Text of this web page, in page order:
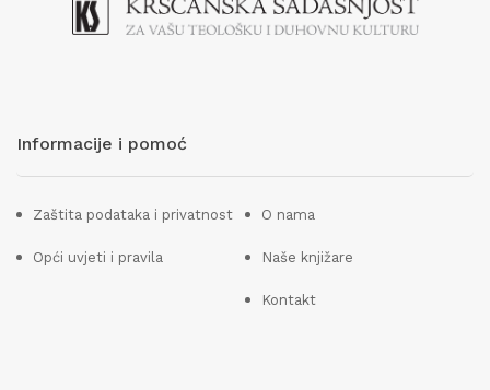
Informacije i pomoć
Zaštita podataka i privatnost
Opći uvjeti i pravila
O nama
Naše knjižare
Kontakt